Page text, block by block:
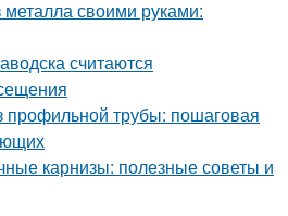
своими руками:
считаются
профильной трубы: пошаговая
карнизы: полезные советы и